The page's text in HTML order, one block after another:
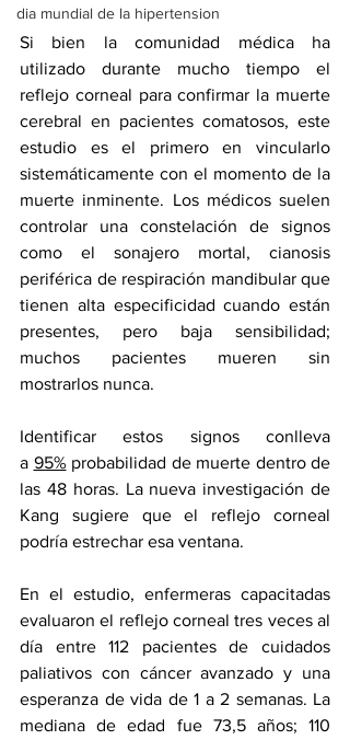
dia mundial de la hipertension
Si bien la comunidad médica ha
utilizado durante mucho tiempo el
reflejo corneal para confirmar la muerte
cerebral en pacientes comatosos, este
estudio es el primero en vincularlo
sistemáticamente con el momento de la
muerte inminente. Los médicos suelen
controlar una constelación de signos
como el sonajero mortal, cianosis
periférica de respiración mandibular que
tienen alta especificidad cuando están
presentes, pero baja sensibilidad;
muchos pacientes mueren sin
mostrarlos nunca.
Identificar estos signos conlleva
a 95% probabilidad de muerte dentro de
las 48 horas. La nueva investigación de
Kang sugiere que el reflejo corneal
podría estrechar esa ventana.
En el estudio, enfermeras capacitadas
evaluaron el reflejo corneal tres veces al
día entre 112 pacientes de cuidados
paliativos con cáncer avanzado y una
esperanza de vida de 1 a 2 semanas. La
mediana de edad fue 73,5 años; 110